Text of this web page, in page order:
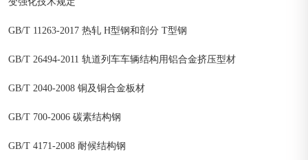
GB/T 11263-2017 热轧 H型钢和剖分 T型钢
GB/T 26494-2011 轨道列车车辆结构用铝合金挤压型材
GB/T 2040-2008 铜及铜合金板材
GB/T 700-2006 碳素结构钢
GB/T 4171-2008 耐候结构钢